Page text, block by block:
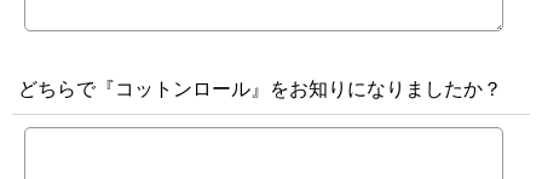
どちらで『コットンロール』をお知りになりましたか？